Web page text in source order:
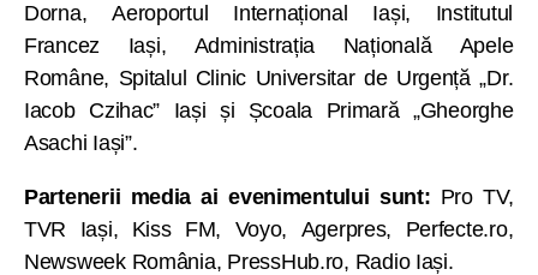
Dorna, Aeroportul Internațional Iași, Institutul
Francez Iași, Administrația Națională Apele
Române, Spitalul Clinic Universitar de Urgență „Dr.
Iacob Czihac” Iași și Școala Primară „Gheorghe
Asachi Iași”.
Partenerii media ai evenimentului sunt: Pro TV,
TVR Iași, Kiss FM, Voyo, Agerpres, Perfecte.ro,
Newsweek România, PressHub.ro, Radio Iași.